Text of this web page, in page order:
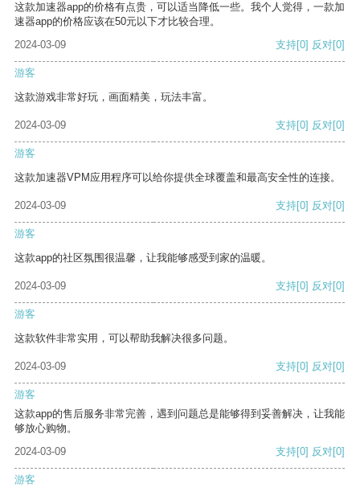
这款加速器app的价格有点贵，可以适当降低一些。我个人觉得，一款加
速器app的价格应该在50元以下才比较合理。
2024-03-09
支持[0] 反对[0]
游客
这款游戏非常好玩，画面精美，玩法丰富。
2024-03-09 支持[0] 反对[0]
游客
这款加速器VPM应用程序可以给你提供全球覆盖和最高安全性的连接。
2024-03-09 支持[0] 反对[0]
游客
这款app的社区氛围很温馨，让我能够感受到家的温暖。
2024-03-09 支持[0] 反对[0]
游客
这款软件非常实用，可以帮助我解决很多问题。
2024-03-09 支持[0] 反对[0]
游客
这款app的售后服务非常完善，遇到问题总是能够得到妥善解决，让我能
够放心购物。
2024-03-09
支持[0] 反对[0]
游客